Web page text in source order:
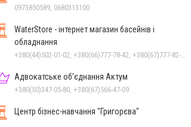
0973850589, 0680313100
WaterStore - інтернет магазин басейнів і
обладнання
Адвокатське об'єднання Актум
+380(50)347-05-80, +380(67)566-47-09
Центр бізнес-навчання "Григорєва"